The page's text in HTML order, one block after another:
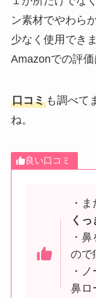
ン素材でやわら
少なく使用できま
Amazonでの評価
口コミも調べて
ね。
良い口コミ
・
くっ
・
ので
・
鼻ロ